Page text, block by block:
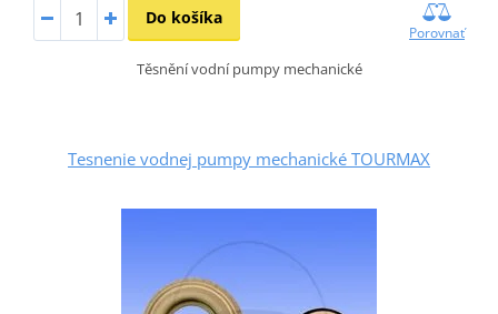
Do košíka
Porovnať
Těsnění vodní pumpy mechanické
Tesnenie vodnej pumpy mechanické TOURMAX